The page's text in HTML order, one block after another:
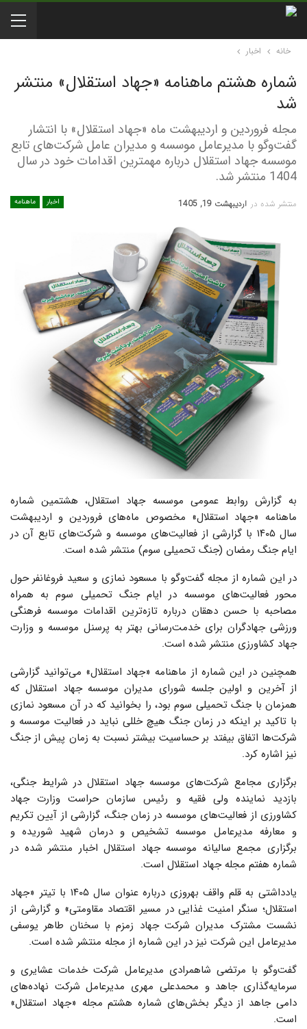
خانه اخبار
شماره هشتم ماهنامه «جهاد استقلال» منتشر
شد
مجله فروردین و اردیبهشت ماه «جهاد استقلال» با انتشار
گفت‌وگو با مدیرعامل موسسه و مدیران عامل شرکت‌های تابع
موسسه جهاد استقلال درباره مهمترین اقدامات خود در سال
1404 منتشر شد.
اخبار ماهنامه منتشر شده در اردیبهشت 19, 1405
به گزارش روابط عمومی موسسه جهاد استقلال، هشتمین شماره
ماهنامه «جهاد استقلال» مخصوص ماه‌های فروردین و اردیبهشت
سال ۱۴۰۵ با گزارشی از فعالیت‌های موسسه و شرکت‌های تابع آن در
ایام جنگ رمضان (جنگ تحمیلی سوم) منتشر شده است.
در این شماره از مجله گفت‌وگو با مسعود نمازی و سعید فروغانفر حول
محور فعالیت‌های موسسه در ایام جنگ تحمیلی سوم به همراه
مصاحبه با حسن دهقان درباره تازه‌ترین اقدامات موسسه فرهنگی
ورزشی جهادگران برای خدمت‌رسانی بهتر به پرسنل موسسه و وزارت
جهاد کشاورزی منتشر شده است.
همچنین در این شماره از ماهنامه «جهاد استقلال» می‌توانید گزارشی
از آخرین و اولین جلسه شورای مدیران موسسه جهاد استقلال که
همزمان با جنگ تحمیلی سوم بود، را بخوانید که در آن مسعود نمازی
با تاکید بر اینکه در زمان جنگ هیچ خللی نباید در فعالیت موسسه و
شرکت‌ها اتفاق بیفتد بر حساسیت بیشتر نسبت به زمان پیش از جنگ
نیز اشاره کرد.
برگزاری مجامع شرکت‌های موسسه جهاد استقلال در شرایط جنگی،
بازدید نماینده ولی فقیه و رئیس سازمان حراست وزارت جهاد
کشاورزی از فعالیت‌های موسسه در زمان جنگ، گزارشی از آیین تکریم
و معارفه مدیرعامل موسسه تشخیص و درمان شهید شوریده و
برگزاری مجمع سالیانه موسسه جهاد استقلال اخبار منتشر شده در
شماره هفتم مجله جهاد استقلال است.
یادداشتی به قلم واقف بهروزی درباره عنوان سال ۱۴۰۵ با تیتر «جهاد
استقلال؛ سنگر امنیت غذایی در مسیر اقتصاد مقاومتی» و گزارشی از
نشست مشترک مدیران شرکت جهاد زمزم با سخنان طاهر یوسفی
مدیرعامل این شرکت نیز در این شماره از مجله منتشر شده است.
گفت‌وگو با مرتضی شاهمرادی مدیرعامل شرکت خدمات عشایری و
سرمایه‌گذاری جاهد و محمدعلی مهری مدیرعامل شرکت نهاده‌های
دامی جاهد از دیگر بخش‌های شماره هشتم مجله «جهاد استقلال»
است.